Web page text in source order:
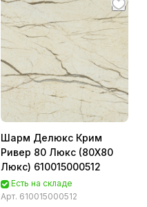
Шарм Делюкс Крим
Ривер 80 Люкс (80X80
Люкс) 610015000512
Есть на складе
Арт. 610015000512